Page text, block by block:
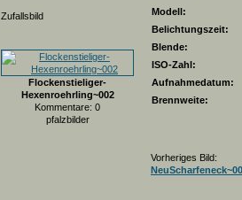
Zufallsbild
Flockenstieliger-
Hexenroehrling~002
Kommentare: 0
pfalzbilder
Modell:
Belichtungszeit:
Blende:
ISO-Zahl:
Aufnahmedatum:
Brennweite:
Vorheriges Bild: